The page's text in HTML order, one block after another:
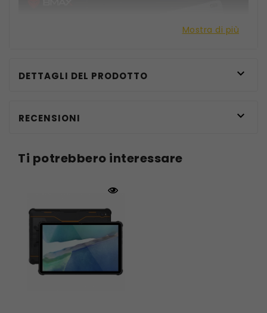
Mostra di più
DETTAGLI DEL PRODOTTO 
RECENSIONI 
Ti potrebbero interessare